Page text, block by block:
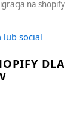
na shopify
lub social
DLA